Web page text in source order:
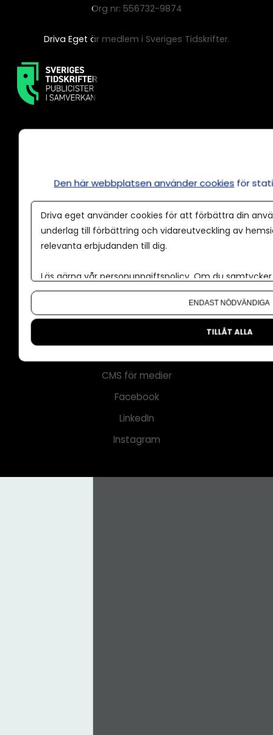
Org nr: 556732-9874
Driva Eget är medlem i Sveriges Tidskrifter.
Annonsera
Om cookies
Våra användarvillkor
Policy för AI
Tillgänglighet
Kontakt
CMS för medier
Facebook
LinkedIn
Instagram
Den här webbplatsen använder cookies för
Driva eget använder cookies för att förbättra din
underlag till förbättring och vidareutveckling av
relevanta erbjudanden till dig.
Läs gärna vår personuppgiftspolicy. Om du
Om du vill ändra ditt val i efterhand hittar du den
ENDAST NÖDVÄNDIGA
TILLÅT ALLA